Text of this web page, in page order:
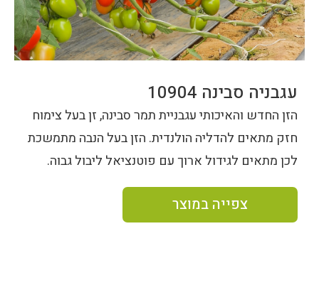
עגבניה סבינה 10904
הזן החדש והאיכותי עגבניית תמר סבינה, זן בעל צימוח
חזק מתאים להדליה הולנדית. הזן בעל הנבה מתמשכת
לכן מתאים לגידול ארוך עם פוטנציאל ליבול גבוה.
צפייה במוצר